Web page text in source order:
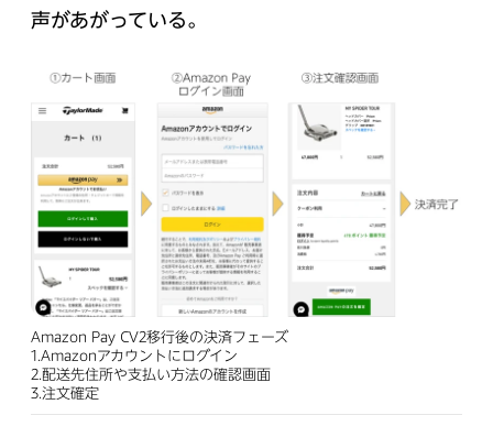
声があがっている。
Amazon Pay CV2移行後の決済フェーズ
1.Amazonアカウントにログイン
2.配送先住所や支払い方法の確認画面
3.注文確定